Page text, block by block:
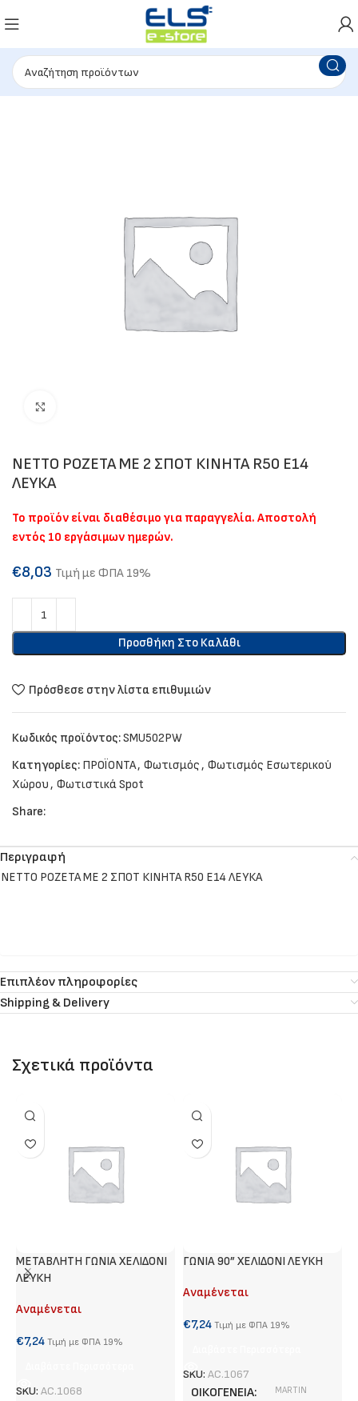
NETTO ΡΟΖΕΤΑ ΜΕ 2 ΣΠΟΤ ΚΙΝΗΤΑ R50 E14
ΛΕΥΚΑ
Το προϊόν είναι διαθέσιμο για παραγγελία. Αποστολή
εντός 10 εργάσιμων ημερών.
€8,03 Τιμή με ΦΠΑ 19%
Προσθήκη Στο Καλάθι
Πρόσθεσε στην λίστα επιθυμιών
Κωδικός προϊόντος:SMU502PW
Κατηγορίες: ΠΡΟΪΟΝΤΑ, Φωτισμός, Φωτισμός Εσωτερικού
Χώρου, Φωτιστικά Spot
Share:
Περιγραφή
NETTO ΡΟΖΕΤΑ ΜΕ 2 ΣΠΟΤ ΚΙΝΗΤΑ R50 E14 ΛΕΥΚΑ
Επιπλέον πληροφορίες
Shipping & Delivery
Σχετικά προϊόντα
METABΛΗΤΗ ΓΩΝΙΑ ΧΕΛΙΔΟΝΙ
ΛΕΥΚΗ
Αναμένεται
€7,24 Τιμή με ΦΠΑ 19%
SKU: AC.1068
ΓΩΝΙΑ 90” XEΛΙΔΟΝΙ ΛΕΥΚΗ
Αναμένεται
€7,24 Τιμή με ΦΠΑ 19%
SKU: AC.1067
ΟΙΚΟΓΈΝΕΙΑ MARTIN